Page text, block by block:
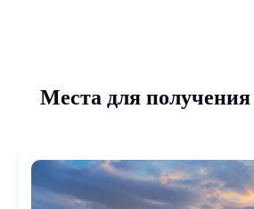
Места для получения